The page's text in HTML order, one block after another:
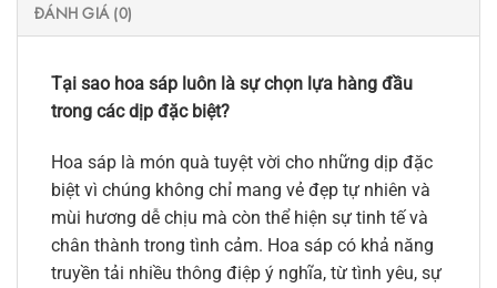
ĐÁNH GIÁ (0)
Tại sao hoa sáp luôn là sự chọn lựa hàng đầu
trong các dịp đặc biệt?
Hoa sáp là món quà tuyệt vời cho những dịp đặc
biệt vì chúng không chỉ mang vẻ đẹp tự nhiên và
mùi hương dễ chịu mà còn thể hiện sự tinh tế và
chân thành trong tình cảm. Hoa sáp có khả năng
truyền tải nhiều thông điệp ý nghĩa, từ tình yêu, sự